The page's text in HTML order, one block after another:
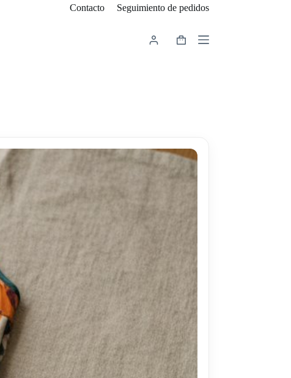
Contacto Seguimiento de pedidos
Carro